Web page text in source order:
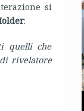
si
:
quelli che
rivelatore